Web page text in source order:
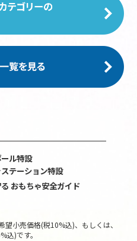
ル特設
テーション特設
おもちゃ安全ガイド
小売価格(税10%込)、もしくは、
込)です。